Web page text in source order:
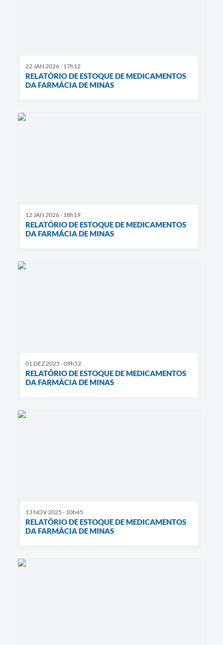
22 JAN 2026 - 17h12
RELATÓRIO DE ESTOQUE DE MEDICAMENTOS
DA FARMÁCIA DE MINAS
12 JAN 2026 - 18h19
RELATÓRIO DE ESTOQUE DE MEDICAMENTOS
DA FARMÁCIA DE MINAS
01 DEZ 2025 - 09h52
RELATÓRIO DE ESTOQUE DE MEDICAMENTOS
DA FARMÁCIA DE MINAS
13 NOV 2025 - 10h45
RELATÓRIO DE ESTOQUE DE MEDICAMENTOS
DA FARMÁCIA DE MINAS